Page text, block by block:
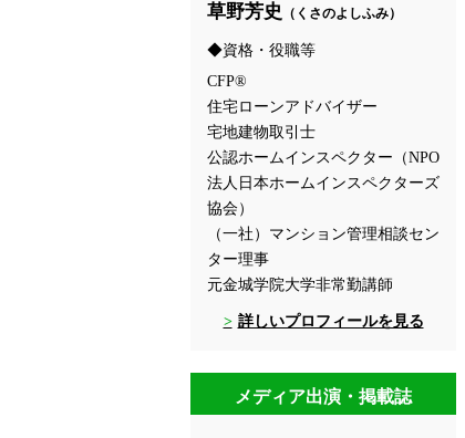
草野芳史 （くさのよしふみ）
資格・役職等
CFP®
住宅ローンアドバイザー
宅地建物取引士
公認ホームインスペクター（NPO
法人日本ホームインスペクターズ
協会）
（一社）マンション管理相談セン
ター理事
元金城学院大学非常勤講師
詳しいプロフィールを見る
メディア出演・掲載誌